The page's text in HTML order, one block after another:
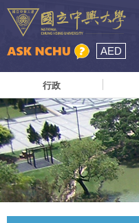
AED
行政